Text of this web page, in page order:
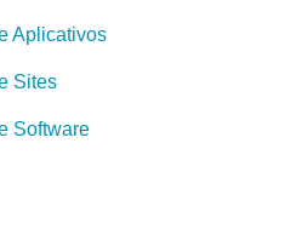
Aplicativos
Sites
Software